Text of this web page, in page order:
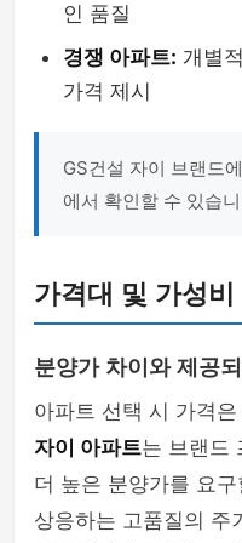
인 품질
경쟁 아파트: 개별
가격 제시
GS건설 자이 브랜드
에서 확인할 수 있습
가격대 및 가성비
분양가 차이와 제공
아파트 선택 시 가격
자이 아파트는 브랜드
더 높은 분양가를 요
상응하는 고품질의 주